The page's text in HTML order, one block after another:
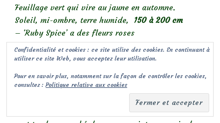
Feuillage vert qui vire au jaune en automne.
Soleil, mi-ombre, terre humide, 150 à 200 cm
– ‘Ruby Spice’ a des fleurs roses
Saule crevette, salix Hakuro
Nishiki
son fin feuillage changeant, léger et lumineux,
Confidentialité et cookies : ce site utilise des cookies. En continuant à
utiliser ce site Web, vous acceptez leur utilisation.
Pour en savoir plus, notamment sur la façon de contrôler les cookies,
consultez :Politique relative aux cookies